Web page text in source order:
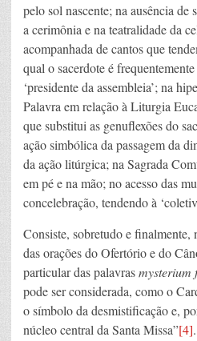
pelo sol nascente; na ausência de
a cerimônia e na teatralidade da
acompanhada de cantos que
qual o sacerdote é
‘presidente da assembleia’; na
Palavra em relação à Liturgia
que substitui as genuflexões do
ação simbólica da passagem da
da ação litúrgica; na Sagrada
em pé e na mão; no acesso das
concelebração, tendendo à
Consiste, sobretudo e finalmente,
das orações do Ofertório e do
particular das palavrasmysterium
pode ser considerada, como o
o símbolo da desmistificação e,
núcleo central da Santa Missa”[4].